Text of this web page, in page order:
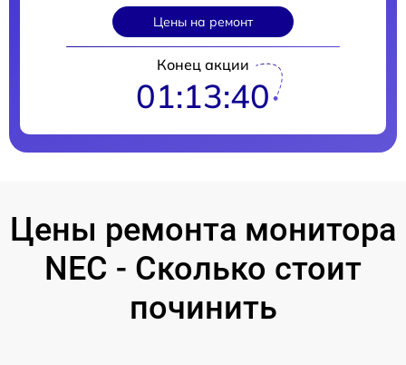
Цены на ремонт
Конец акции
01:13:39
Цены ремонта монитора
NEC - Сколько стоит
починить